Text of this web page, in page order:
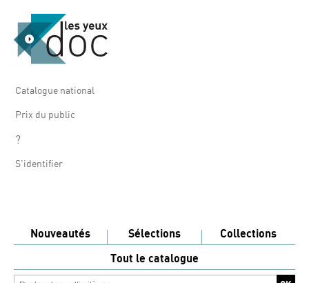
Catalogue national
Prix du public
?
S'identifier
Nouveautés Sélections
Collections
Tout le catalogue